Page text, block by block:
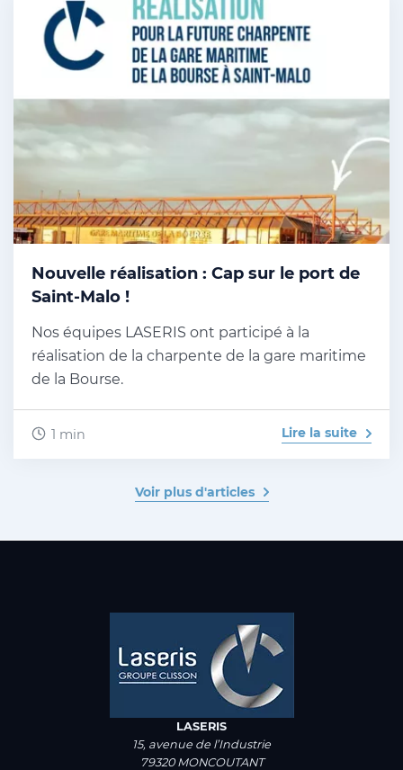
Nouvelle réalisation : Cap sur le port de
Saint-Malo !
Nos équipes LASERIS ont participé à la
réalisation de la charpente de la gare maritime
de la Bourse.
1 min Lire la suite
Voir plus d'articles
LASERIS
15, avenue de l’Industrie
79320 MONCOUTANT